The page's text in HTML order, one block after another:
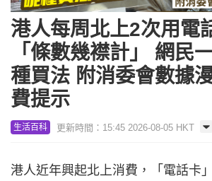
港人每周北上2次用電
「條數幾襟計」 網民
種買法 附消委會數據
費提示
生活百科 更新時間：15:45 2026-08-05 HKT
港人近年興起北上消費，「電話卡